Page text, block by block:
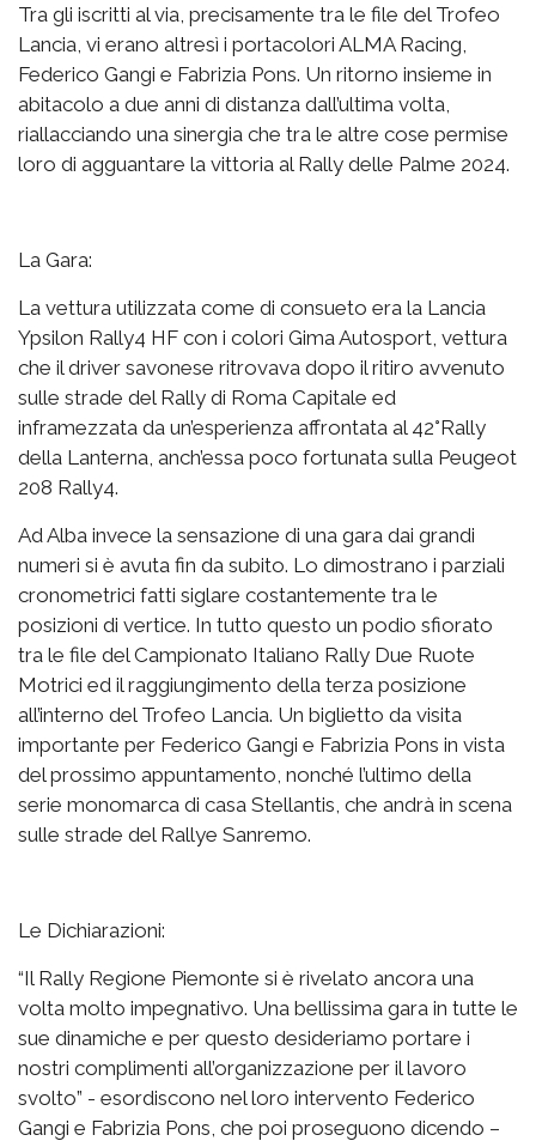
Tra gli iscritti al via, precisamente tra le file del Trofeo
Lancia, vi erano altresì i portacolori ALMA Racing,
Federico Gangi e Fabrizia Pons. Un ritorno insieme in
abitacolo a due anni di distanza dall’ultima volta,
riallacciando una sinergia che tra le altre cose permise
loro di agguantare la vittoria al Rally delle Palme 2024.
La Gara:
La vettura utilizzata come di consueto era la Lancia
Ypsilon Rally4 HF con i colori Gima Autosport, vettura
che il driver savonese ritrovava dopo il ritiro avvenuto
sulle strade del Rally di Roma Capitale ed
inframezzata da un’esperienza affrontata al 42°Rally
della Lanterna, anch’essa poco fortunata sulla Peugeot
208 Rally4.
Ad Alba invece la sensazione di una gara dai grandi
numeri si è avuta fin da subito. Lo dimostrano i parziali
cronometrici fatti siglare costantemente tra le
posizioni di vertice. In tutto questo un podio sfiorato
tra le file del Campionato Italiano Rally Due Ruote
Motrici ed il raggiungimento della terza posizione
all’interno del Trofeo Lancia. Un biglietto da visita
importante per Federico Gangi e Fabrizia Pons in vista
del prossimo appuntamento, nonché l’ultimo della
serie monomarca di casa Stellantis, che andrà in scena
sulle strade del Rallye Sanremo.
Le Dichiarazioni:
“Il Rally Regione Piemonte si è rivelato ancora una
volta molto impegnativo. Una bellissima gara in tutte le
sue dinamiche e per questo desideriamo portare i
nostri complimenti all’organizzazione per il lavoro
svolto” - esordiscono nel loro intervento Federico
Gangi e Fabrizia Pons, che poi proseguono dicendo –